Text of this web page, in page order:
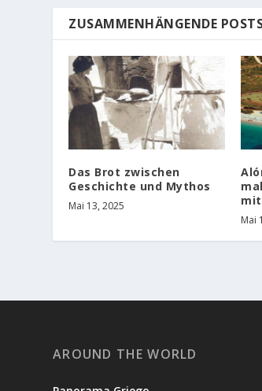
ZUSAMMENHÄNGENDE
Das Brot zwischen
Geschichte und Mythos
Mai 13, 2025
Mai
AROUND THE WORLD